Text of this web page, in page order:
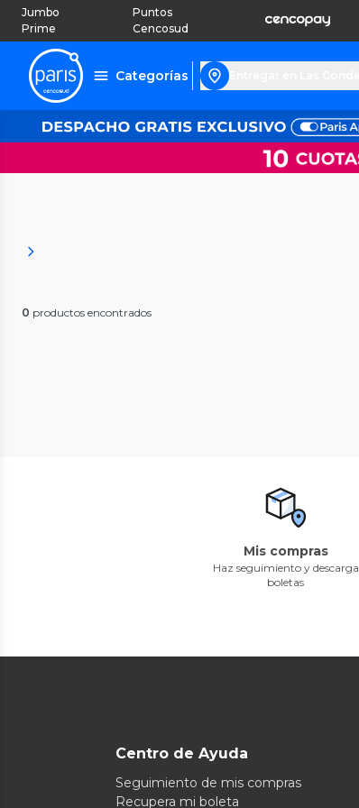
Jumbo
Prime
Puntos
Cencosud
Categorías
0 productos encontrados
Mis compras
Haz seguimiento y descarga
boletas
Centro de Ayuda
Seguimiento de mis compras
Recupera mi boleta